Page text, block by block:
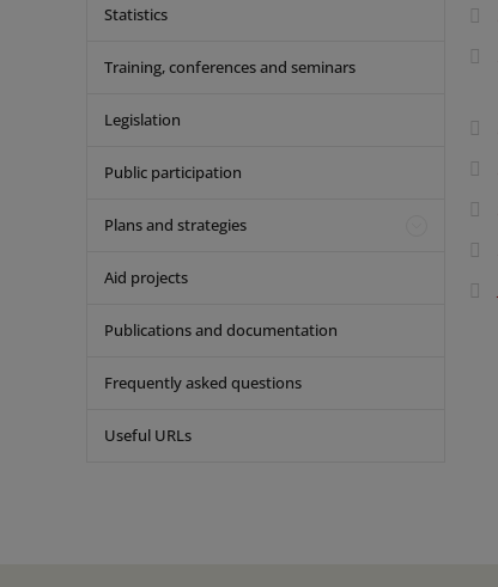
Statistics
Training, conferences and seminars
Legislation
Public participation
Plans and strategies
Aid projects
Publications and documentation
Frequently asked questions
Useful URLs